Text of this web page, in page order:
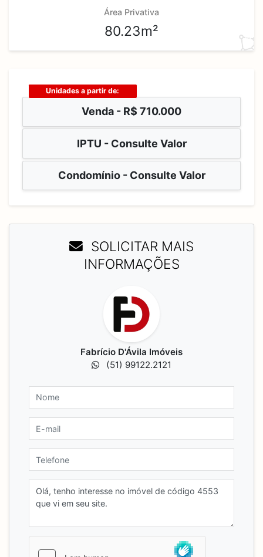
Área Privativa
80.23m²
Unidades a partir de:
Venda - R$ 710.000
IPTU - Consulte Valor
Condomínio - Consulte Valor
SOLICITAR MAIS
INFORMAÇÕES
Fabrício D'Ávila Imóveis
(51) 99122.2121